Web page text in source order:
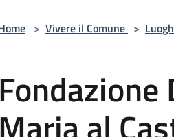
> Vivere il Comune >
Fondazione